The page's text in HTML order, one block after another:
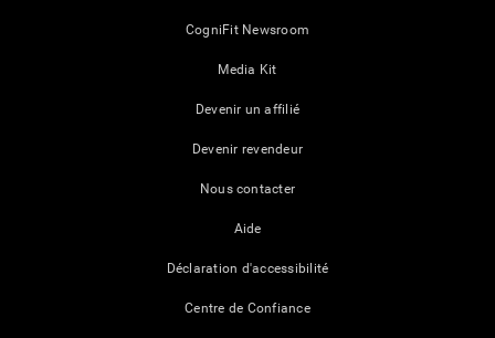
CogniFit Newsroom
Media Kit
Devenir un affilié
Devenir revendeur
Nous contacter
Aide
Déclaration d'accessibilité
Centre de Confiance